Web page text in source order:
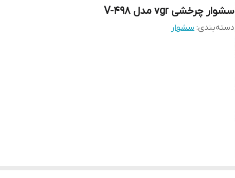
سشوار چرخشی vgr مدل V-498
دسته‌بندی: سشوار